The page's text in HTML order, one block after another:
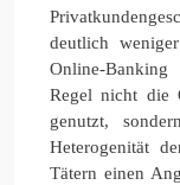
deutlich
Online-
Regel nicht die
genutzt,
Heterogenität
Tätern einen